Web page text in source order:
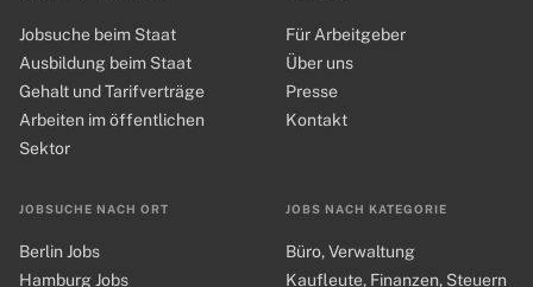
Jobsuche beim Staat
Ausbildung beim Staat
Gehalt und Tarifverträge
Arbeiten im öffentlichen
Sektor
JOBSUCHE NACH ORT
Berlin Jobs
Hamburg Jobs
JOBS NACH KATEGORIE
Büro, Verwaltung
Kaufleute, Finanzen, Steuern
Für Arbeitgeber
Über uns
Presse
Kontakt